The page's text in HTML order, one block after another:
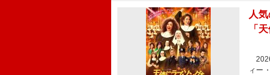
人
「
ィー